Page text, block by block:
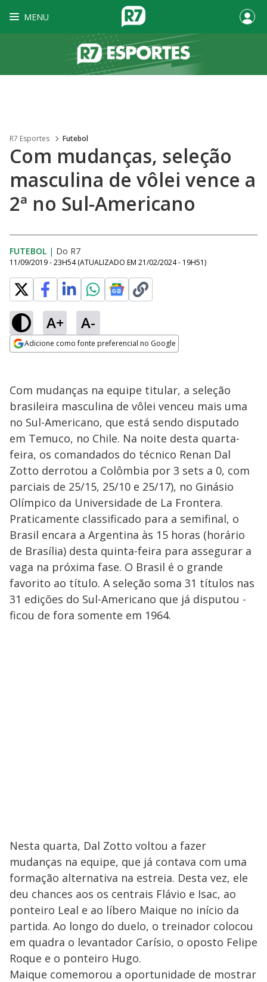
MENU
R7 Esportes Futebol
Com mudanças, seleção
masculina de vôlei vence a
2ª no Sul-Americano
FUTEBOL | Do R7
11/09/2019 - 23H54 (ATUALIZADO EM 21/02/2024 - 19H51)
A+ A-
Adicione como fonte preferencial no Google
Com mudanças na equipe titular, a seleção
brasileira masculina de vôlei venceu mais uma
no Sul-Americano, que está sendo disputado
em Temuco, no Chile. Na noite desta quarta-
feira, os comandados do técnico Renan Dal
Zotto derrotou a Colômbia por 3 sets a 0, com
parciais de 25/15, 25/10 e 25/17), no Ginásio
Olímpico da Universidade de La Frontera.
Praticamente classificado para a semifinal, o
Brasil encara a Argentina às 15 horas (horário
de Brasília) desta quinta-feira para assegurar a
vaga na próxima fase. O Brasil é o grande
favorito ao título. A seleção soma 31 títulos nas
31 edições do Sul-Americano que já disputou -
ficou de fora somente em 1964.
Nesta quarta, Dal Zotto voltou a fazer
mudanças na equipe, que já contava com uma
formação alternativa na estreia. Desta vez, ele
deu chances aos os centrais Flávio e Isac, ao
ponteiro Leal e ao líbero Maique no início da
partida. Ao longo do duelo, o treinador colocou
em quadra o levantador Carísio, o oposto Felipe
Roque e o ponteiro Hugo.
Maique comemorou a oportunidade de mostrar